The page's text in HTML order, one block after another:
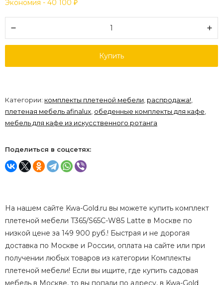
Экономия - 40 100 ₽
Купить
Категории: комплекты плетеной мебели, распродажа!,
плетеная мебель afinalux, обеденные комплекты для кафе,
мебель для кафе из искусственного ротанга
Поделиться в соцсетях:
На нашем сайте Kwa-Gold.ru вы можете купить комплект
плетеной мебели T365/S65C-W85 Latte в Москве по
низкой цене за 149 900 руб.! Быстрая и не дорогая
доставка по Москве и России, оплата на сайте или при
получении любых товаров из категории Комплекты
плетеной мебели! Если вы ищите, где купить садовая
мебель в Москве, то вы попали по адресу, в Kwa-Gold